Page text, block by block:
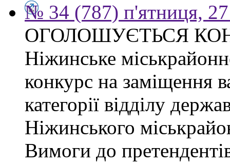
№ 34 (787) п'ятниця,
ОГОЛОШУЄТЬСЯ
Ніжинське
конкурс на заміщення
категорії відділу
Ніжинського
Вимоги до